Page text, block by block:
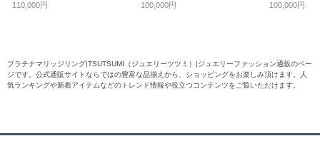
110,000円 100,000円 100,000円
プラチナマリッジリング|TSUTSUMI（ジュエリーツツミ）|ジュエリーファッション通販のペー
ジです。公式通販サイトならではの豊富な品揃えから、ショッピングをお楽しみ頂けます。人
気ランキングや新着アイテムなどのトレンド情報や役立つコンテンツをご覧いただけます。